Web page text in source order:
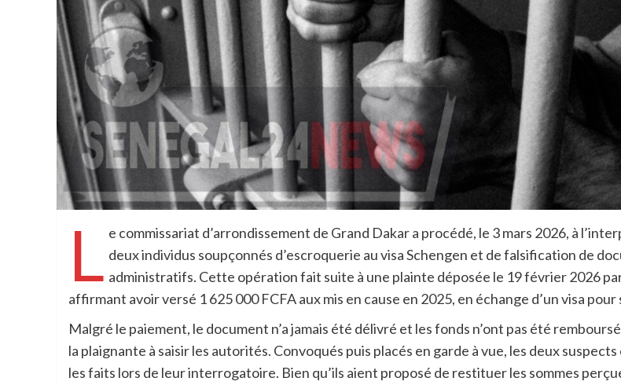
L e commissariat d’arrondissement de Grand Dakar a procédé, le 3 mars 2026, à
deux individus soupçonnés d’escroquerie au visa Schengen et de falsification de
administratifs. Cette opération fait suite à une plainte déposée le 19 février 2026
affirmant avoir versé 1 625 000 FCFA aux mis en cause en 2025, en échange d’un visa pour
Malgré le paiement, le document n’a jamais été délivré et les fonds n’ont pas été
la plaignante à saisir les autorités. Convoqués puis placés en garde à vue, les deux
les faits lors de leur interrogatoire. Bien qu’ils aient proposé de restituer les sommes